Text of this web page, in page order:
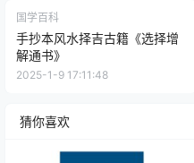
国学百科
手抄本风水择吉古籍《选择增
解通书》
2025-1-9 17:11:48
猜你喜欢